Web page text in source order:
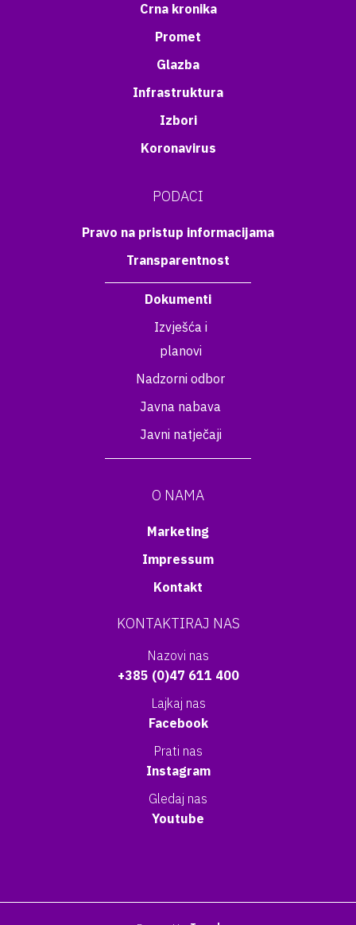
Crna kronika
Promet
Glazba
Infrastruktura
Izbori
Koronavirus
PODACI
Pravo na pristup informacijama
Transparentnost
Dokumenti
Izvješća i
planovi
Nadzorni odbor
Javna nabava
Javni natječaji
O NAMA
Marketing
Impressum
Kontakt
KONTAKTIRAJ NAS
Nazovi nas
+385 (0)47 611 400
Lajkaj nas
Facebook
Prati nas
Instagram
Gledaj nas
Youtube